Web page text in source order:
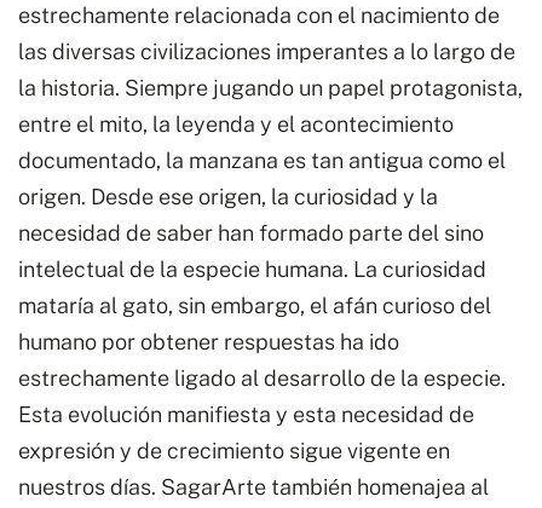
estrechamente relacionada con el nacimiento de
las diversas civilizaciones imperantes a lo largo de
la historia. Siempre jugando un papel protagonista,
entre el mito, la leyenda y el acontecimiento
documentado, la manzana es tan antigua como el
origen. Desde ese origen, la curiosidad y la
necesidad de saber han formado parte del sino
intelectual de la especie humana. La curiosidad
mataría al gato, sin embargo, el afán curioso del
humano por obtener respuestas ha ido
estrechamente ligado al desarrollo de la especie.
Esta evolución manifiesta y esta necesidad de
expresión y de crecimiento sigue vigente en
nuestros días. SagarArte también homenajea al